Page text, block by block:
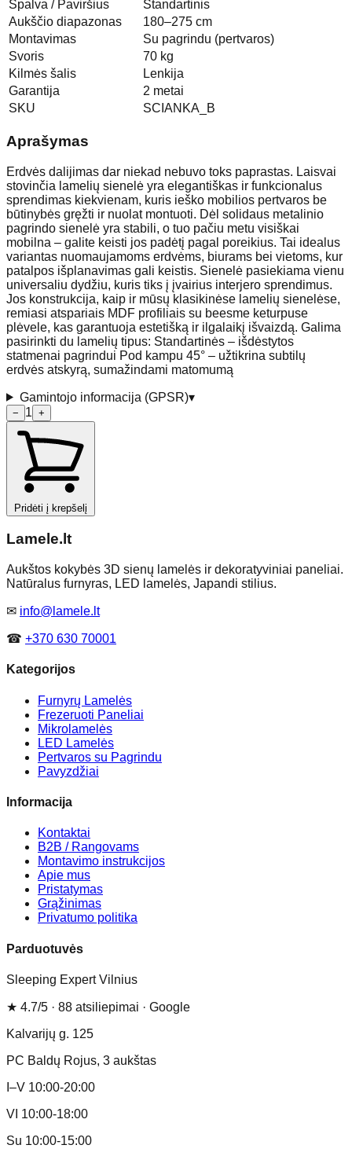
Spalva / Paviršius
Standartinis
Aukščio diapazonas
180–275 cm
Montavimas
Su pagrindu (pertvaros)
Svoris
70 kg
Kilmės šalis
Lenkija
Garantija
2 metai
SKU
SCIANKA_B
Aprašymas
Erdvės dalijimas dar niekad nebuvo toks paprastas. Laisvai
stovinčia lamelių sienelė yra elegantiškas ir funkcionalus
sprendimas kiekvienam, kuris ieško mobilios pertvaros be
būtinybės gręžti ir nuolat montuoti. Dėl solidaus metalinio
pagrindo sienelė yra stabili, o tuo pačiu metu visiškai
mobilna – galite keisti jos padėtį pagal poreikius. Tai idealus
variantas nuomaujamoms erdvėms, biurams bei vietoms, kur
patalpos išplanavimas gali keistis. Sienelė pasiekiama vienu
universaliu dydžiu, kuris tiks į įvairius interjero sprendimus.
Jos konstrukcija, kaip ir mūsų klasikinėse lamelių sienelėse,
remiasi atspariais MDF profiliais su beesme keturpuse
plėvele, kas garantuoja estetišką ir ilgalaikį išvaizdą. Galima
pasirinkti du lamelių tipus: Standartinės – išdėstytos
statmenai pagrindui Pod kampu 45° – užtikrina subtilų
erdvės atskyrą, sumažindami matomumą
Gamintojo informacija (GPSR)▾
− 1 +
Pridėti į krepšelį
Lamele.lt
Aukštos kokybės 3D sienų lamelės ir dekoratyviniai paneliai.
Natūralus furnyras, LED lamelės, Japandi stilius.
✉ info@lamele.lt
☎ +370 630 70001
Kategorijos
Furnyrų Lamelės
Frezeruoti Paneliai
Mikrolamelės
LED Lamelės
Pertvaros su Pagrindu
Pavyzdžiai
Informacija
Kontaktai
B2B / Rangovams
Montavimo instrukcijos
Apie mus
Pristatymas
Grąžinimas
Privatumo politika
Parduotuvės
Sleeping Expert Vilnius
★ 4.7/5 · 88 atsiliepimai · Google
Kalvarijų g. 125
PC Baldų Rojus, 3 aukštas
I–V 10:00-20:00
VI 10:00-18:00
Su 10:00-15:00